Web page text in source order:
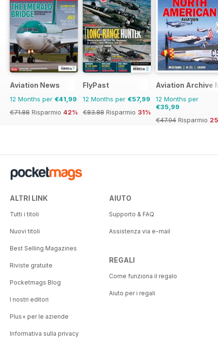
Aviation News
12 Months per €41,99
€71.88 Risparmio 42%
FlyPast
12 Months per €57,99
€83.88 Risparmio 31%
Aviation Archive
12 Months per
€35,99
€47.94 Risparmio
ALTRI LINK
Tutti i titoli
Nuovi titoli
Best Selling Magazines
Riviste gratuite
Pocketmags Blog
I nostri editori
Plus+ per le aziende
Informativa sulla privacy
AIUTO
Supporto & FAQ
Assistenza via e-mail
REGALI
Come funziona il regalo
Aiuto per i regali